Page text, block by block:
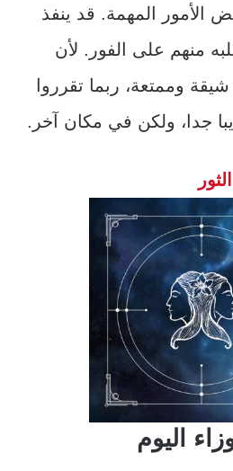
الأمور المهمة. قد ينفذ
منهم على الفور. لأن
وممتعة، ربما تقرروا
جدا، ولكن في مكان آخر.
الثور
اليوم